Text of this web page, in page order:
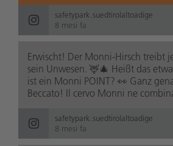
safetypark.suedtirolaltoadige
8 mesi fa
Erwischt! Der Monni-Hirsch treibt
sein Unwesen. 🦌🎄 Heißt das
ist ein Monni POINT? 👀 Ganz
Beccato! Il cervo Monni ne
safetypark.suedtirolaltoadige
8 mesi fa